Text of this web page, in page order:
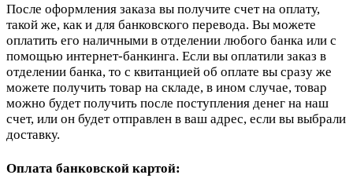
После оформления заказа вы получите счет на оплату,
такой же, как и для банковского перевода. Вы можете
оплатить его наличными в отделении любого банка или с
помощью интернет-банкинга. Если вы оплатили заказ в
отделении банка, то с квитанцией об оплате вы сразу же
можете получить товар на складе, в ином случае, товар
можно будет получить после поступления денег на наш
счет, или он будет отправлен в ваш адрес, если вы выбрали
доставку.
Оплата банковской картой: